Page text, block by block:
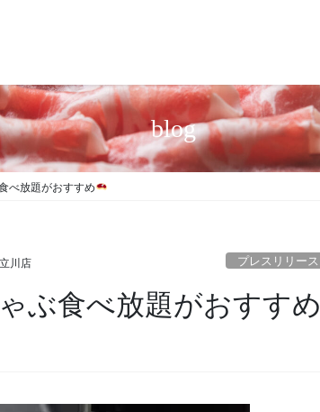
blog
べ放題がおすすめ
川店 プレスリリース
ぶ食べ放題がおすすめ